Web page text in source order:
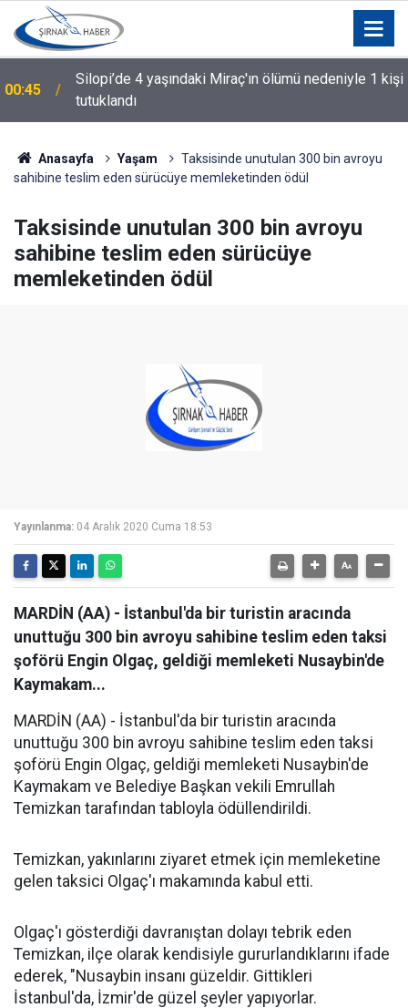
00:45
Silopi’de 4 yaşındaki Miraç'ın ölümü nedeniyle 1 kişi
tutuklandı
Anasayfa Yaşam
Taksisinde unutulan 300 bin avroyu
sahibine teslim eden sürücüye memleketinden ödül
Taksisinde unutulan 300 bin avroyu
sahibine teslim eden sürücüye
memleketinden ödül
Yayınlanma: 04 Aralık 2020 Cuma 18:53
MARDİN (AA) - İstanbul'da bir turistin aracında
unuttuğu 300 bin avroyu sahibine teslim eden taksi
şoförü Engin Olgaç, geldiği memleketi Nusaybin'de
Kaymakam...
MARDİN (AA) - İstanbul'da bir turistin aracında
unuttuğu 300 bin avroyu sahibine teslim eden taksi
şoförü Engin Olgaç, geldiği memleketi Nusaybin'de
Kaymakam ve Belediye Başkan vekili Emrullah
Temizkan tarafından tabloyla ödüllendirildi.
Temizkan, yakınlarını ziyaret etmek için memleketine
gelen taksici Olgaç'ı makamında kabul etti.
Olgaç'ı gösterdiği davranıştan dolayı tebrik eden
Temizkan, ilçe olarak kendisiyle gururlandıklarını ifade
ederek, "Nusaybin insanı güzeldir. Gittikleri
İstanbul'da, İzmir'de güzel şeyler yapıyorlar.